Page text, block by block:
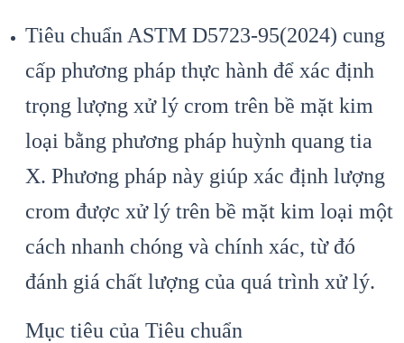
Tiêu chuẩn ASTM D5723-95(2024) cung
cấp phương pháp thực hành để xác định
trọng lượng xử lý crom trên bề mặt kim
loại bằng phương pháp huỳnh quang tia
X. Phương pháp này giúp xác định lượng
crom được xử lý trên bề mặt kim loại một
cách nhanh chóng và chính xác, từ đó
đánh giá chất lượng của quá trình xử lý.
Mục tiêu của Tiêu chuẩn